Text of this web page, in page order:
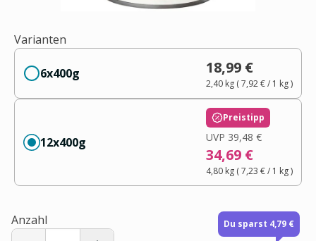
Varianten
6x400g 18,99 €
2,40 kg(7,92 €/ 1 kg)
12x400g
Preistipp
UVP 39,48 €
34,69 €
4,80 kg(7,23 €/ 1 kg)
Anzahl Du sparst 4,79 €